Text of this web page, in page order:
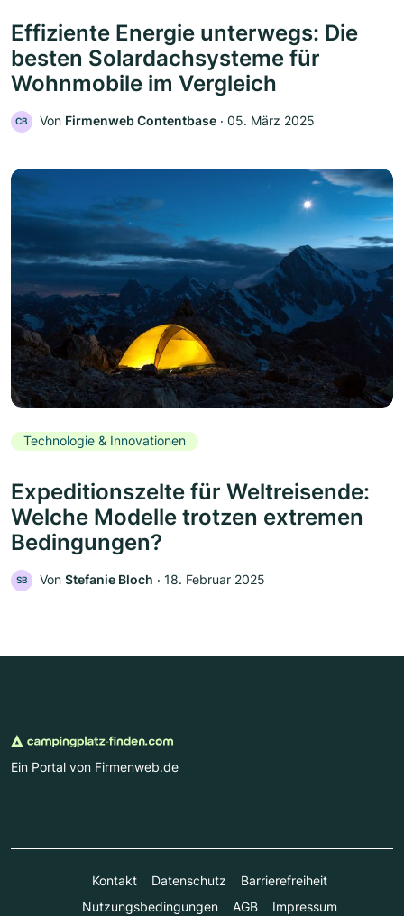
Effiziente Energie unterwegs: Die
besten Solardachsysteme für
Wohnmobile im Vergleich
CB Von Firmenweb Contentbase ‧ 05. März 2025
Technologie & Innovationen
Expeditionszelte für Weltreisende:
Welche Modelle trotzen extremen
Bedingungen?
SB Von Stefanie Bloch ‧ 18. Februar 2025
Ein Portal von Firmenweb.de
Kontakt Datenschutz
Barrierefreiheit
Nutzungsbedingungen
AGB Impressum